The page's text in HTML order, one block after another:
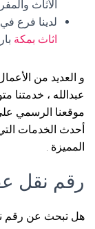
الأثاث
لدينا فرع
اثاث بمكة
و العديد من
عبدالله ، خدمتنا
موقعنا الرسمي
أحدث الخدمات
المميزة .
رقم نقل
هل تبحث عن رقم